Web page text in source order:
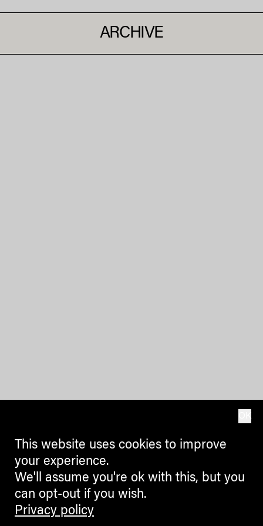
ARCHIVE
This website uses cookies to improve
your experience.
We'll assume you're ok with this, but you
can opt-out if you wish.
Privacy policy